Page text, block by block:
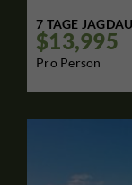
7 TAGE
$13,995
Pro Person